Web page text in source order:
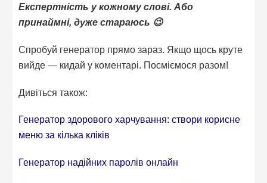
Експертність у кожному слові. Або
принаймні, дуже стараюсь 😉
Спробуй генератор прямо зараз. Якщо щось круте
вийде — кидай у коментарі. Посміємося разом!
Дивіться також:
Генератор здорового харчування: створи корисне
меню за кілька кліків
Генератор надійних паролів онлайн